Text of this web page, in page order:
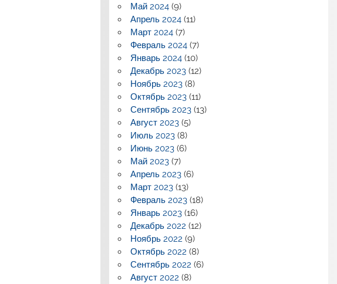
Май 2024 (9)
Апрель 2024 (11)
Март 2024 (7)
Февраль 2024 (7)
Январь 2024 (10)
Декабрь 2023 (12)
Ноябрь 2023 (8)
Октябрь 2023 (11)
Сентябрь 2023 (13)
Август 2023 (5)
Июль 2023 (8)
Июнь 2023 (6)
Май 2023 (7)
Апрель 2023 (6)
Март 2023 (13)
Февраль 2023 (18)
Январь 2023 (16)
Декабрь 2022 (12)
Ноябрь 2022 (9)
Октябрь 2022 (8)
Сентябрь 2022 (6)
Август 2022 (8)